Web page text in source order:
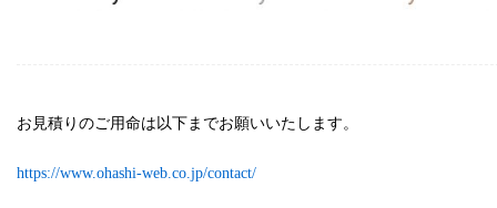
お見積りのご用命は以下までお願いいたします。
https://www.ohashi-web.co.jp/contact/